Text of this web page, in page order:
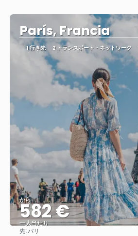
París, Francia
1 行き先 2 トランスポート・ネットワーク
から
582 €
一人当たり
先:パリ